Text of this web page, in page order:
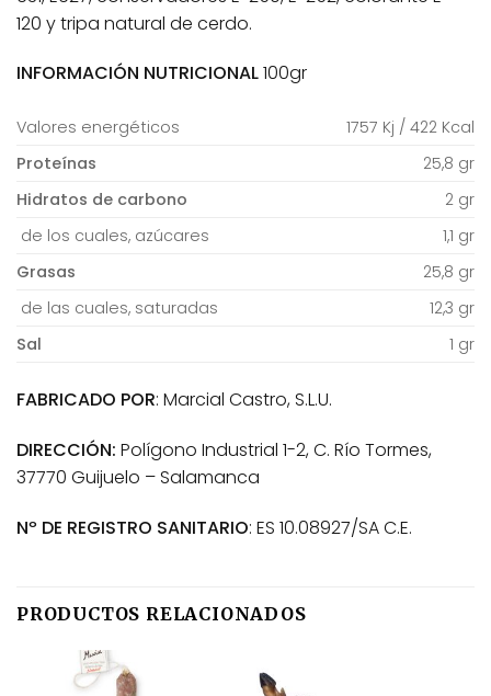
120 y tripa natural de cerdo.
INFORMACIÓN NUTRICIONAL100gr
Valores energéticos
1757 Kj / 422 Kcal
Proteínas
25,8 gr
Hidratos de carbono
2 gr
de los cuales, azúcares
1,1 gr
Grasas
25,8 gr
de las cuales, saturadas
12,3 gr
Sal
1 gr
FABRICADO POR: Marcial Castro, S.L.U.
DIRECCIÓN: Polígono Industrial 1-2, C. Río Tormes,
37770 Guijuelo – Salamanca
Nº DE REGISTRO SANITARIO: ES 10.08927/SA C.E.
PRODUCTOS RELACIONADOS